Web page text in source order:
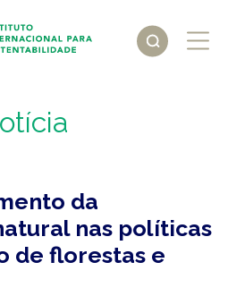
da
nas políticas
de florestas e